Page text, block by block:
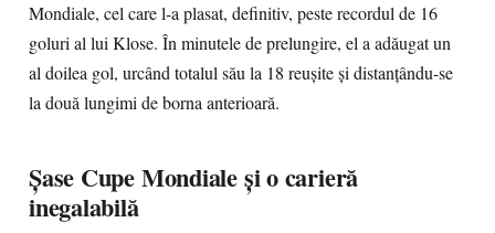
Mondiale, cel care l-a plasat, definitiv, peste recordul de 16
goluri al lui Klose. În minutele de prelungire, el a adăugat un
al doilea gol, urcând totalul său la 18 reușite și distanțându-se
la două lungimi de borna anterioară.
Șase Cupe Mondiale și o carieră
inegalabilă